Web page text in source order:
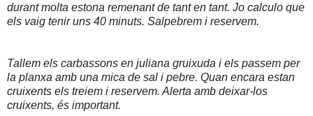
durant molta estona remenant de tant en tant. Jo calculo que
els vaig tenir uns 40 minuts. Salpebrem i reservem.
Tallem els carbassons en juliana gruixuda i els passem per
la planxa amb una mica de sal i pebre. Quan encara estan
cruixents els treiem i reservem. Alerta amb deixar-los
cruixents, és important.